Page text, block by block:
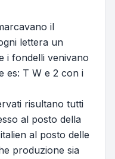
il
lettera un
i fondelli venivano
es: T W e 2 con i
risultano tutti
al posto della
al posto delle
produzione sia